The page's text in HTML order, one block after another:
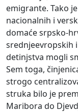
emigrante. Tako
nacionalnih i
domaće srpsko-
srednjeevropskih
detinjstva mogli
Sem toga,
strogo
struka bilo je
Maribora do